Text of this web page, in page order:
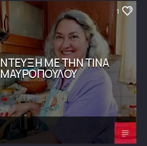
1
ΜΕ ΤΗΝ ΤΊΝΑ
ΜΑΥΡΟΠΟΎΛΟΥ